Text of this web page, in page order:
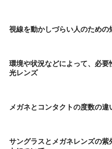
視線を動かしづらい人のための
環境や状況などによって、必要
光レンズ
メガネとコンタクトの度数の違
サングラスとメガネレンズの紫